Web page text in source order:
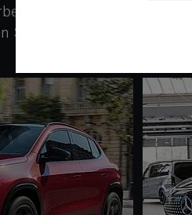
kennen. Bleiben Sie
Sie keine Neuigkeiten